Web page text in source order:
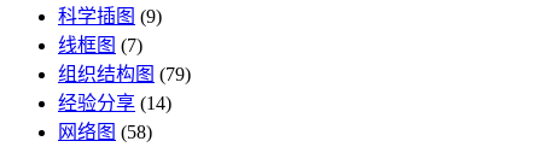
科学插图 (9)
线框图 (7)
组织结构图 (79)
经验分享 (14)
网络图 (58)